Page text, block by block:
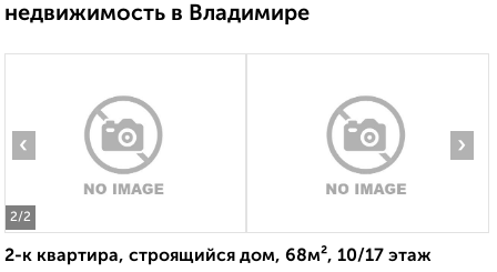
недвижимость в Владимире
2/2
‹ ›
2-к квартира, строящийся дом, 68м², 10/17 этаж